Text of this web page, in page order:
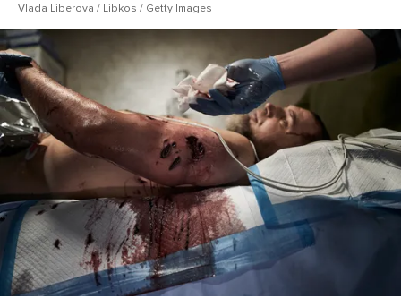
Vlada Liberova / Libkos / Getty Images